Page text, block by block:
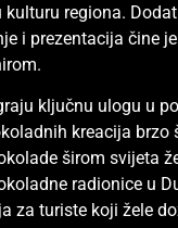
regiona.
i prezentacija čine
ključnu ulogu u
kreacija brzo
širom svijeta
radionice u
za turiste koji žele